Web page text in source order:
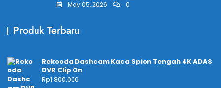
May 05, 2026 0
Produk Terbaru
Rekooda Dashcam Kaca Spion Tengah 4K ADAS
DVR Clip On
Rp1.800.000